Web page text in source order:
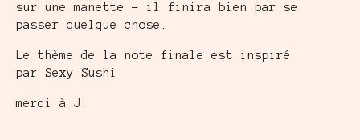
sur une manette - il finira bien par se
passer quelque chose.
Le thème de la note finale est inspiré
par Sexy Sushi
merci à J.